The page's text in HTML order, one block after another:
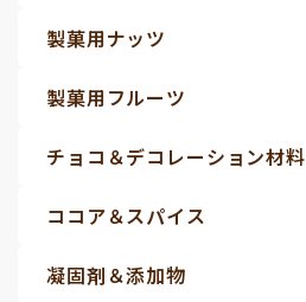
製菓用ナッツ
製菓用フルーツ
チョコ＆デコレーション材料
ココア＆スパイス
凝固剤＆添加物